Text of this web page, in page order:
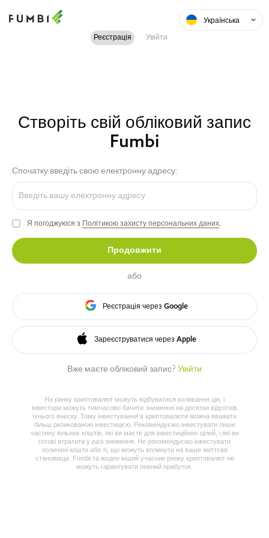
Українська
Реєстрація Увійти
Створіть свій обліковий запис
Fumbi
Спочатку введіть свою електронну адресу:
Я погоджуюся з Політикою захисту персональних даних.
Продовжити
або
Реєстрація через Google
Зареєструватися через Apple
Вже маєте обліковий запис? Увійти
На ринку криптовалют можуть відбуватися коливання цін, і
інвестори можуть тимчасово бачити зниження на десятки відсотків
їхнього внеску. Тому інвестування в криптовалюти можна вважати
більш ризикованою інвестицією. Рекомендуємо інвестувати лише
частину вільних коштів, які ви маєте для інвестиційних цілей, і які ви
готові втратити у разі зниження. Не рекомендуємо інвестувати
позичені кошти або ті, що можуть вплинути на ваше життєве
становище. Fumbi та жоден інший учасник ринку криптовалют не
можуть гарантувати певний прибуток.